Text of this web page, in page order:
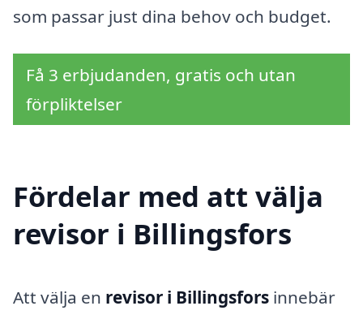
som passar just dina behov och budget.
Få 3 erbjudanden, gratis och utan
förpliktelser
Fördelar med att välja
revisor i Billingsfors
Att välja en revisor i Billingsfors innebär